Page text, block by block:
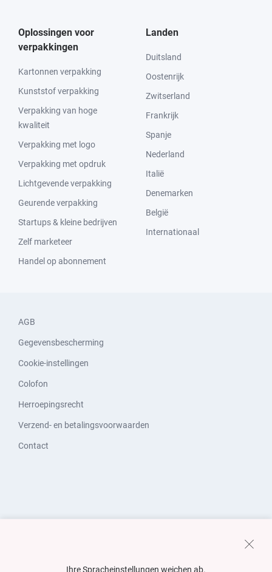
Oplossingen voor
verpakkingen
Kartonnen verpakking
Kunststof verpakking
Verpakking van hoge
kwaliteit
Verpakking met logo
Verpakking met opdruk
Lichtgevende verpakking
Geurende verpakking
Startups & kleine bedrijven
Zelf marketeer
Handel op abonnement
Landen
Duitsland
Oostenrijk
Zwitserland
Frankrijk
Spanje
Nederland
Italië
Denemarken
België
Internationaal
AGB
Gegevensbescherming
Cookie-instellingen
Colofon
Herroepingsrecht
Verzend- en betalingsvoorwaarden
Contact
Ihre Spracheinstellungen weichen ab.